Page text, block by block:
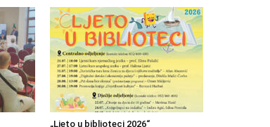
„Ljeto u biblioteci 2026“